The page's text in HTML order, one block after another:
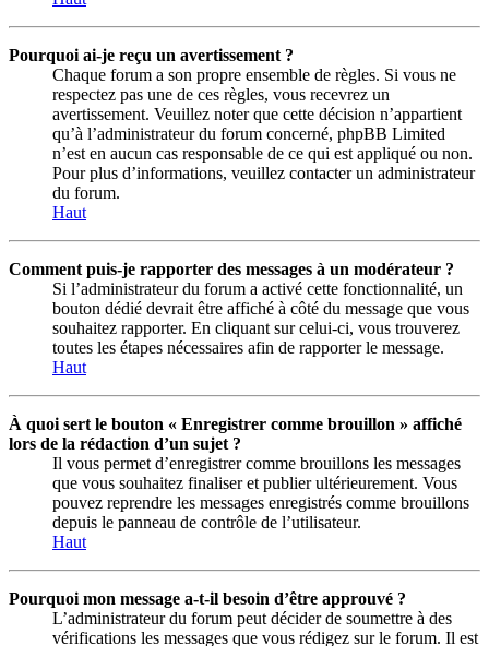
Pourquoi ai-je reçu un avertissement ?
Chaque forum a son propre ensemble de règles. Si vous ne
respectez pas une de ces règles, vous recevrez un
avertissement. Veuillez noter que cette décision n’appartient
qu’à l’administrateur du forum concerné, phpBB Limited
n’est en aucun cas responsable de ce qui est appliqué ou non.
Pour plus d’informations, veuillez contacter un administrateur
du forum.
Haut
Comment puis-je rapporter des messages à un modérateur ?
Si l’administrateur du forum a activé cette fonctionnalité, un
bouton dédié devrait être affiché à côté du message que vous
souhaitez rapporter. En cliquant sur celui-ci, vous trouverez
toutes les étapes nécessaires afin de rapporter le message.
Haut
À quoi sert le bouton « Enregistrer comme brouillon » affiché
lors de la rédaction d’un sujet ?
Il vous permet d’enregistrer comme brouillons les messages
que vous souhaitez finaliser et publier ultérieurement. Vous
pouvez reprendre les messages enregistrés comme brouillons
depuis le panneau de contrôle de l’utilisateur.
Haut
Pourquoi mon message a-t-il besoin d’être approuvé ?
L’administrateur du forum peut décider de soumettre à des
vérifications les messages que vous rédigez sur le forum. Il est